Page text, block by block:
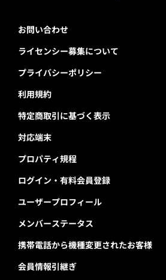
お問い合わせ
ライセンシー募集について
プライバシーポリシー
利用規約
特定商取引に基づく表示
対応端末
プロパティ規程
ログイン・有料会員登録
ユーザープロフィール
メンバーステータス
携帯電話から機種変更されたお客様
会員情報引継ぎ